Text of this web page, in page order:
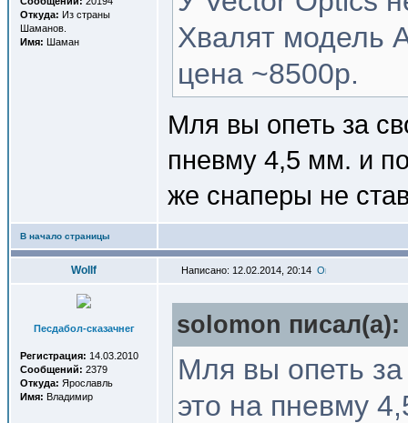
Откуда: Из страны
Шаманов.
Имя: Шаман
Хвалят модель
цена ~8500р.
Мля вы опеть за
пневму 4,5 мм. и
же снаперы не
В начало страницы
Wollf Написано: 12.02.2014, 20:14
Песдабол-сказачнег
Регистрация: 14.03.2010
Сообщений: 2379
Откуда: Ярославль
Имя: Владимир
solomon писал(a):
Мля вы опеть
это на пневму